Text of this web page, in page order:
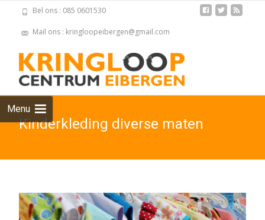
Bel ons : 085 0601530
Mail ons : kringloopeibergen@gmail.com
Menu
Kinderkleding diverse maten